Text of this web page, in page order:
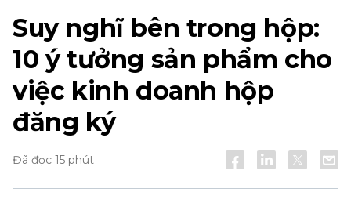
Suy nghĩ bên trong hộp:
10 ý tưởng sản phẩm cho
việc kinh doanh hộp
đăng ký
Đã đọc 15 phút